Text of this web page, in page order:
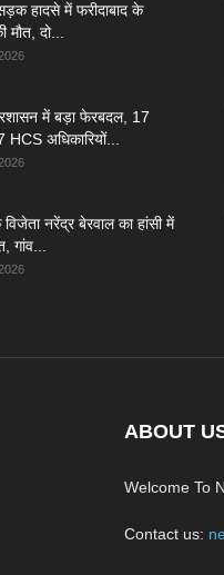
सड़क हादसे में फरीदाबाद के
मौत, दो...
में बड़ा फेरबदल, 17
अधिकारियों...
नरेंद्र बेरवाल का हांसी में
गांव...
ABOUT
Welcome To
Contact us: